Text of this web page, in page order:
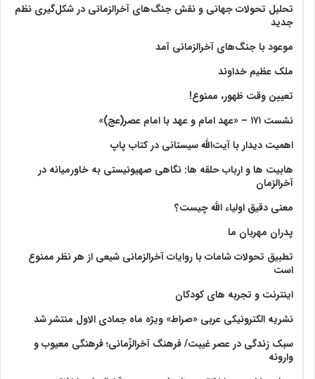
تحلیل تحولات جهانی و نقش جنگ‌های آخرالزمانی در شکل‌گیری نظم
جدید
موعود با جنگ‌های آخرالزمانی آمد
ملک عظیم خداوند
تعیین وقت ظهور، ممنوع!
نشست ۱۷۱ – «عهد امام و عهد با امام عصر(عج)»
اهمیت دیدار با آیت‌الله سیستانی در کتاب پاپ
هابیت ها و ارباب حلقه ها: نگاهی صهیونیستی به خاورمیانه در
آخرالزمان
معنی دقیق اولیاء الله چیست؟
پدران مهربان ما
تطبیق تحولات شامات با روایات آخرالزمانی شیعی از هر نظر ممنوع
است
اینترنت و تجربه های کودکان
نشریه الکترونیکی عربی «صراط» ویژه ماه جمادی الاول منتشر شد
سبک زندگی در عصر غیبت/ فرهنگ آخرالزّمانی؛ فرهنگی معیوب و
وارونه